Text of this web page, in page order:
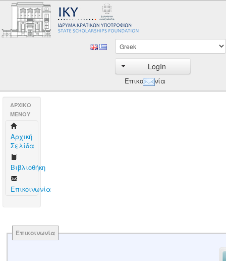
LogIn
Επικοινωνία
AΡΧΙΚΟ
ΜΕΝΟΥ
Aρχική
Σελίδα
Βιβλιοθήκη
Επικοινωνία
Επικοινωνία